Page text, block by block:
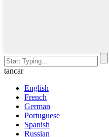
tancar
English
French
German
Portuguese
Spanish
Russian